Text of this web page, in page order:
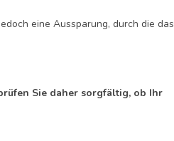
eine Aussparung, durch die das
Sie daher sorgfältig, ob Ihr